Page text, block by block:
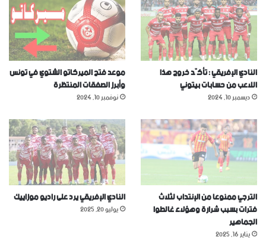
النادي الإفريقي : تأكّد خروج هذا
اللاعب من حسابات بيتوني
ديسمبر 10, 2024
موعد فتح الميركاتو الشتوي في تونس
وأبرز الصفقات المنتظرة
نوفمبر 10, 2024
الترجي ممنوعا من الإنتداب لثلاث
فترات بسبب شرارة وهؤلاء غالطوا
الجماهير
يناير 16, 2025
النادي الإفريقي يرد على راديو موزاييك
يوليو 20, 2025